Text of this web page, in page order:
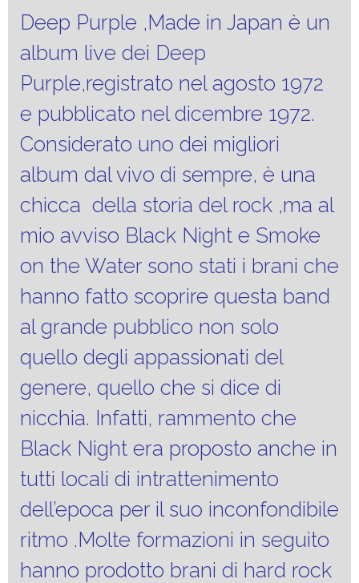
Deep Purple ,Made in Japan è un
album live dei Deep
Purple,registrato nel agosto 1972
e pubblicato nel dicembre 1972.
Considerato uno dei migliori
album dal vivo di sempre, è una
chicca della storia del rock ,ma al
mio avviso Black Night e Smoke
on the Water sono stati i brani che
hanno fatto scoprire questa band
al grande pubblico non solo
quello degli appassionati del
genere, quello che si dice di
nicchia. Infatti, rammento che
Black Night era proposto anche in
tutti locali di intrattenimento
dell’epoca per il suo inconfondibile
ritmo .Molte formazioni in seguito
hanno prodotto brani di hard rock